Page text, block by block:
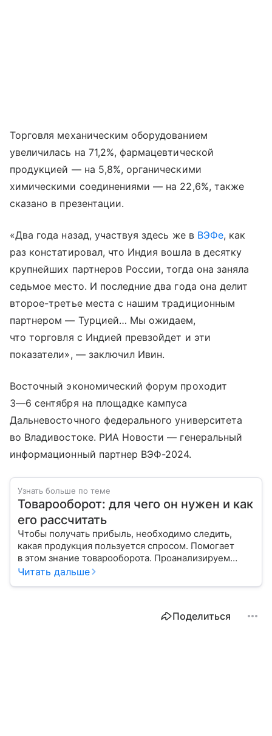
Торговля механическим оборудованием
увеличилась на 71,2%, фармацевтической
продукцией — на 5,8%, органическими
химическими соединениями — на 22,6%, также
сказано в презентации.
«Два года назад, участвуя здесь же в ВЭФе, как
раз констатировал, что Индия вошла в десятку
крупнейших партнеров России, тогда она заняла
седьмое место. И последние два года она делит
второе-третье места с нашим традиционным
партнером — Турцией… Мы ожидаем,
что торговля с Индией превзойдет и эти
показатели», — заключил Ивин.
Восточный экономический форум проходит
3—6 сентября на площадке кампуса
Дальневосточного федерального университета
во Владивостоке. РИА Новости — генеральный
информационный партнер ВЭФ-2024.
Узнать больше по теме
Товарооборот: для чего он нужен и как
его рассчитать
Чтобы получать прибыль, необходимо следить,
какая продукция пользуется спросом. Помогает
в этом знание товарооборота. Проанализируем
вместе с экспертом виды этого показателя, его
Читать дальше
Поделиться